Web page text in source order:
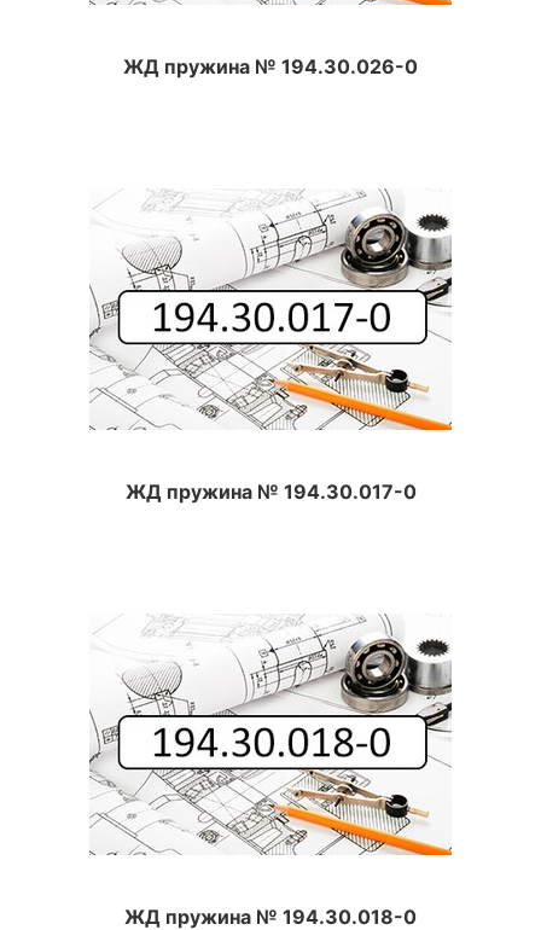
ЖД пружина № 194.30.026-0
ЖД пружина № 194.30.017-0
ЖД пружина № 194.30.018-0